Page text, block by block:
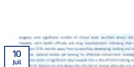
10
Juil